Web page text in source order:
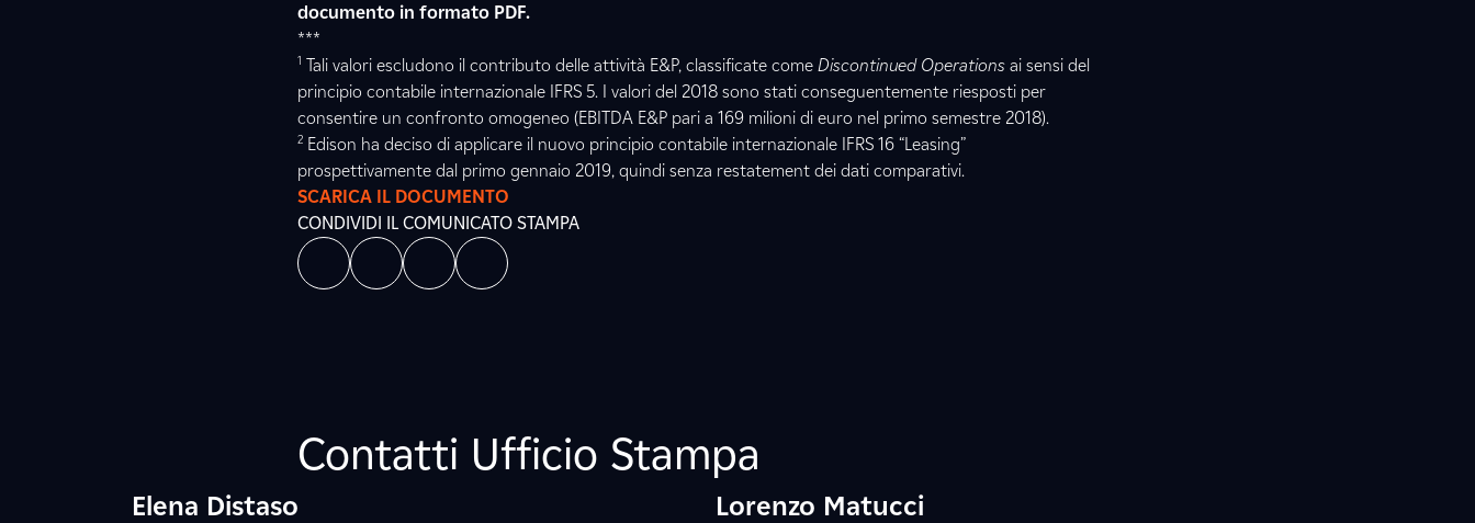
documento in formato PDF.
***
1 Tali valori escludono il contributo delle attività E&P, classificate come Discontinued Operationsai sensi del
principio contabile internazionale IFRS 5. I valori del 2018 sono stati conseguentemente riesposti per
consentire un confronto omogeneo (EBITDA E&P pari a 169 milioni di euro nel primo semestre 2018).
2Edison ha deciso di applicare il nuovo principio contabile internazionale IFRS 16 “Leasing”
prospettivamente dal primo gennaio 2019, quindi senza restatement dei dati comparativi.
SCARICA IL DOCUMENTO
CONDIVIDI IL COMUNICATO STAMPA
Contatti Ufficio Stampa
Elena Distaso Lorenzo Matucci